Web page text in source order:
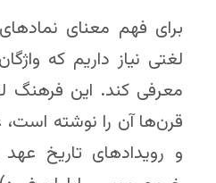
برای فهم معنای
لغتی نیاز داریم که
معرفی کند. این فرهنگ
قرن‌ها آن را نوشته
و رویدادهای تاریخ